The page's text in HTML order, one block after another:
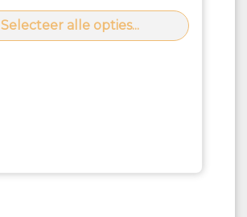
Selecteer alle opties...